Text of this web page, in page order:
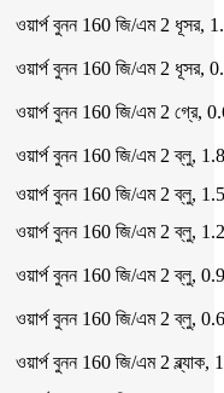
ওয়ার্প বুনন 160 জি/এম 2 ধূসর,
ওয়ার্প বুনন 160 জি/এম 2 ধূসর,
ওয়ার্প বুনন 160 জি/এম 2 গ্রে,
ওয়ার্প বুনন 160 জি/এম 2 ব্লু,
ওয়ার্প বুনন 160 জি/এম 2 ব্লু,
ওয়ার্প বুনন 160 জি/এম 2 ব্লু,
ওয়ার্প বুনন 160 জি/এম 2 ব্লু,
ওয়ার্প বুনন 160 জি/এম 2 ব্লু,
ওয়ার্প বুনন 160 জি/এম 2